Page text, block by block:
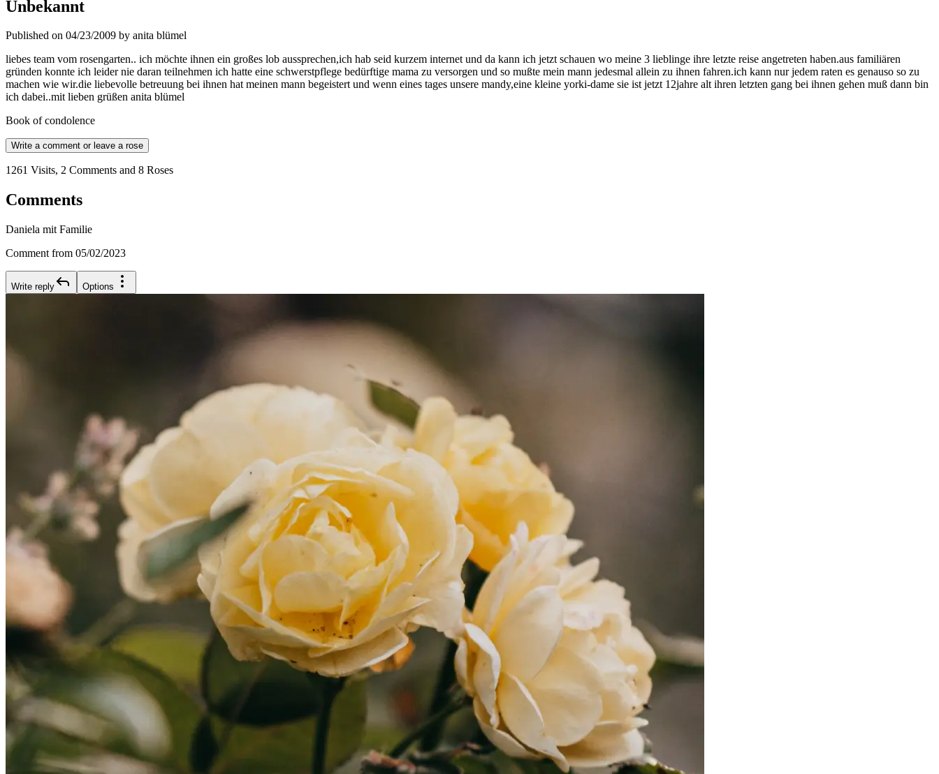
Unbekannt
Published on 04/23/2009 by anita blümel
liebes team vom rosengarten.. ich möchte ihnen ein großes lob aussprechen,ich hab seid kurzem internet und da kann ich jetzt schauen wo meine 3 lieblinge ihre letzte reise angetreten haben.aus familiären
gründen konnte ich leider nie daran teilnehmen ich hatte eine schwerstpflege bedürftige mama zu versorgen und so mußte mein mann jedesmal allein zu ihnen fahren.ich kann nur jedem raten es genauso so zu
machen wie wir.die liebevolle betreuung bei ihnen hat meinen mann begeistert und wenn eines tages unsere mandy,eine kleine yorki-dame sie ist jetzt 12jahre alt ihren letzten gang bei ihnen gehen muß dann bin
ich dabei..mit lieben grüßen anita blümel
Book of condolence
Write a comment or leave a rose
1261 Visits, 2 Comments and 8 Roses
Comments
Daniela mit Familie
Comment from 05/02/2023
Write reply Options